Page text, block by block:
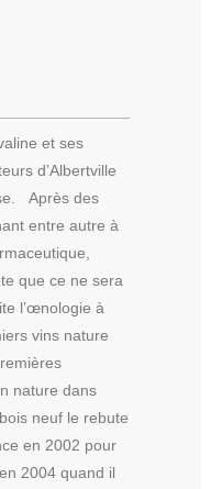
et ses
d’Albertville
Après des
entre autre à
que ce ne sera
l’œnologie à
vins nature
nature dans
neuf le rebute
en 2002 pour
2004 quand il